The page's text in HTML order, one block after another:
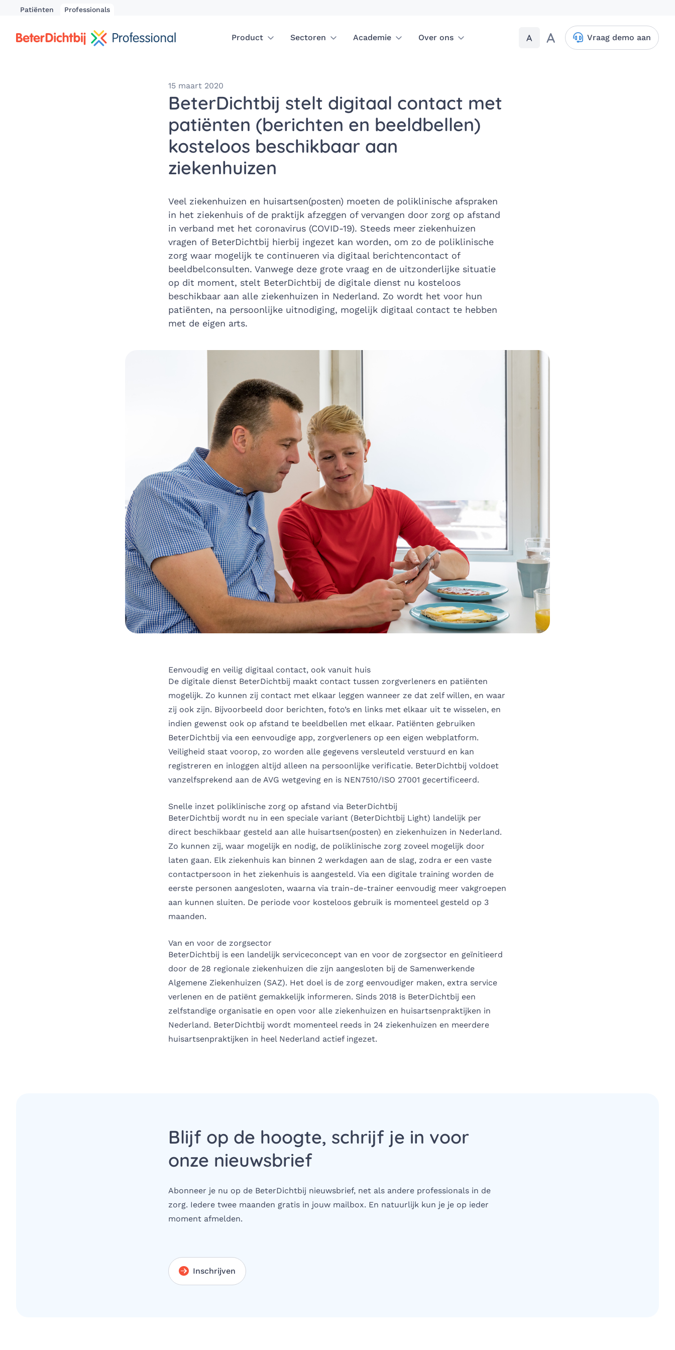
Patiënten Professionals
Product Sectoren Academie Over ons A A Vraag demo aan
15 maart 2020
BeterDichtbij stelt digitaal contact met
patiënten (berichten en beeldbellen)
kosteloos beschikbaar aan
ziekenhuizen
Veel ziekenhuizen en huisartsen(posten) moeten de poliklinische afspraken
in het ziekenhuis of de praktijk afzeggen of vervangen door zorg op afstand
in verband met het coronavirus (COVID-19). Steeds meer ziekenhuizen
vragen of BeterDichtbij hierbij ingezet kan worden, om zo de poliklinische
zorg waar mogelijk te continueren via digitaal berichtencontact of
beeldbelconsulten. Vanwege deze grote vraag en de uitzonderlijke situatie
op dit moment, stelt BeterDichtbij de digitale dienst nu kosteloos
beschikbaar aan alle ziekenhuizen in Nederland. Zo wordt het voor hun
patiënten, na persoonlijke uitnodiging, mogelijk digitaal contact te hebben
met de eigen arts.
Eenvoudig en veilig digitaal contact, ook vanuit huis
De digitale dienst BeterDichtbij maakt contact tussen zorgverleners en patiënten
mogelijk. Zo kunnen zij contact met elkaar leggen wanneer ze dat zelf willen, en waar
zij ook zijn. Bijvoorbeeld door berichten, foto’s en links met elkaar uit te wisselen, en
indien gewenst ook op afstand te beeldbellen met elkaar. Patiënten gebruiken
BeterDichtbij via een eenvoudige app, zorgverleners op een eigen webplatform.
Veiligheid staat voorop, zo worden alle gegevens versleuteld verstuurd en kan
registreren en inloggen altijd alleen na persoonlijke verificatie. BeterDichtbij voldoet
vanzelfsprekend aan de AVG wetgeving en is NEN7510/ISO 27001 gecertificeerd.
Snelle inzet poliklinische zorg op afstand via BeterDichtbij
BeterDichtbij wordt nu in een speciale variant (BeterDichtbij Light) landelijk per
direct beschikbaar gesteld aan alle huisartsen(posten) en ziekenhuizen in Nederland.
Zo kunnen zij, waar mogelijk en nodig, de poliklinische zorg zoveel mogelijk door
laten gaan. Elk ziekenhuis kan binnen 2 werkdagen aan de slag, zodra er een vaste
contactpersoon in het ziekenhuis is aangesteld. Via een digitale training worden de
eerste personen aangesloten, waarna via train-de-trainer eenvoudig meer vakgroepen
aan kunnen sluiten. De periode voor kosteloos gebruik is momenteel gesteld op 3
maanden.
Van en voor de zorgsector
BeterDichtbij is een landelijk serviceconcept van en voor de zorgsector en geïnitieerd
door de 28 regionale ziekenhuizen die zijn aangesloten bij de Samenwerkende
Algemene Ziekenhuizen (SAZ). Het doel is de zorg eenvoudiger maken, extra service
verlenen en de patiënt gemakkelijk informeren. Sinds 2018 is BeterDichtbij een
zelfstandige organisatie en open voor alle ziekenhuizen en huisartsenpraktijken in
Nederland. BeterDichtbij wordt momenteel reeds in 24 ziekenhuizen en meerdere
huisartsenpraktijken in heel Nederland actief ingezet.
Blijf op de hoogte, schrijf je in voor
onze nieuwsbrief
Abonneer je nu op de BeterDichtbij nieuwsbrief, net als andere professionals in de
zorg. Iedere twee maanden gratis in jouw mailbox. En natuurlijk kun je je op ieder
moment afmelden.
Inschrijven